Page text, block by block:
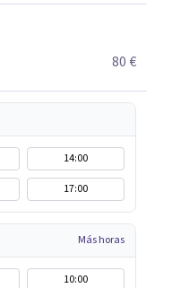
80 €
14:00
17:00
Más horas
10:00